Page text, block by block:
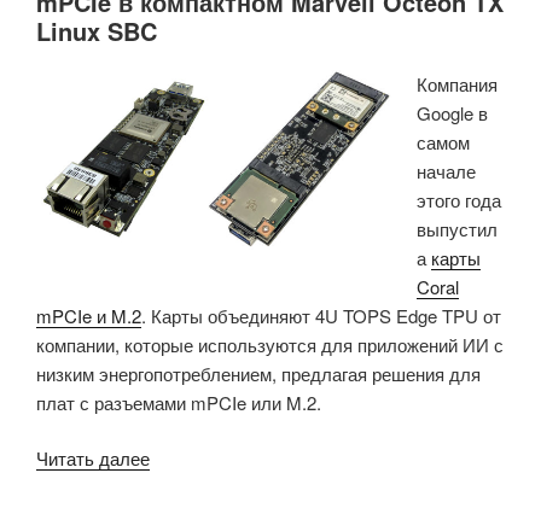
ITX
/
5GbE
работает
под
управлением
Linux SBC
Компания
Google в
самом
начале
этого года
выпустил
а карты
Coral
mPCIe и M.2. Карты объединяют 4U TOPS Edge TPU от
компании, которые используются для приложений ИИ с
низким энергопотреблением, предлагая решения для
плат с разъемами mPCIe или M.2.
Читать далее«Использование